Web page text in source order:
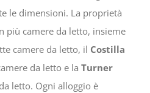
le dimensioni. La proprietà
più camere da letto, insieme
camere da letto, il Costilla
da letto e la Turner
letto. Ogni alloggio è